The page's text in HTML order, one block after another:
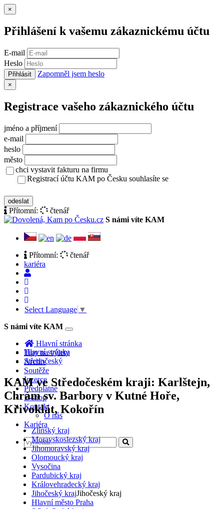
×
Přihlášení k vašemu zákaznickému účtu
E-mail
Heslo
Přihlásit Zapomněl jsem heslo
×
Registrace vašeho zákaznického účtu
jméno a příjmení
e-mail
heslo
město
chci vystavit fakturu na firmu
Registrací účtu KAM po Česku souhlasíte se
odeslat
Přítomní:
čtenář
S námi víte KAM
Přítomní:
čtenář
kariéra
Select Language ▼
S námi víte KAM
Toggle
navigation
Hlavní stránka
Tipy na výlety
Archiv
Soutěže
Inzerce
Předplatné
E-shop
Kontakt
O nás
Kariéra
Hlavní stránka
Středočeský
KAM ve Středočeském kraji: Karlštejn,
Chrám sv. Barbory v Kutné Hoře,
Křivoklát, Kokořín
Zlínský kraj
Moravskoslezský kraj
Jihomoravský kraj
Olomoucký kraj
Vysočina
Pardubický kraj
Královehradecký kraj
Jihočeský krajJihočeský kraj
Hlavní město Praha